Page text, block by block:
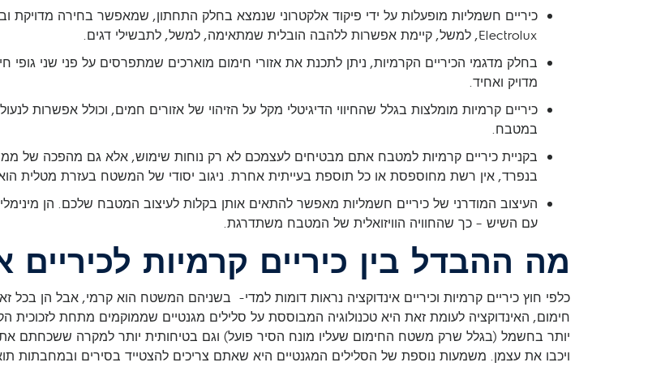
כיריים חשמליות מופעלות על ידי פיקוד אלקטרוני שנמצא בחלק התחתון, שמאפשר בחירה מדויקת
Electrolux, למשל, קיימת אפשרות ללהבה הובלית שמתאימה, למשל, לתבשילי דגים.
בחלק מדגמי הכיריים הקרמיות, ניתן לתכנת את אזורי חימום מוארכים שמתפרסים על פני שני גופי
מדויק ואחיד.
כיריים קרמיות מומלצות בגלל שהחיווי הדיגיטלי מקל על הזיהוי של אזורים חמים, וכולל אפשרות
במטבח.
בקניית כיריים קרמיות למטבח אתם מבטיחים לעצמכם לא רק נוחות שימוש, אלא גם מהפכה של ממש
בנפרד, אין רשת מחוספסת או כל תוספת בעייתית אחרת. ניגוב יסודי של המשטח בעזרת מטלית
העיצוב המודרני של כיריים חשמליות מאפשר להתאים אותן בקלות לעיצוב המטבח שלכם. הן
עם השיש – כך שהחוויה הוויזואלית של המטבח משתדרגת.
מה ההבדל בין כיריים קרמיות לכיריים
כלפי חוץ כיריים קרמיות וכיריים אינדוקציה נראות דומות למדי- בשניהם המשטח הוא קרמי, אבל הן
חימום, האינדוקציה לעומת זאת היא טכנולוגיה המבוססת על סלילים מגנטיים שממוקמים מתחת לזכוכית
יותר בחשמל (בגלל שרק משטח החימום שעליו מונח הסיר פועל) וגם בטיחותית יותר למקרה ששכחתם את
ויכבו את עצמן. משמעות נוספת של הסלילים המגנטיים היא שאתם צריכים להצטייד בסירים ובמחבתות